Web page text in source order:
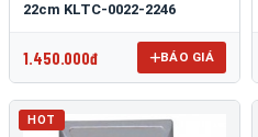
22cm KLTC-0022-2246
1.450.000đ BÁO GIÁ
HOT